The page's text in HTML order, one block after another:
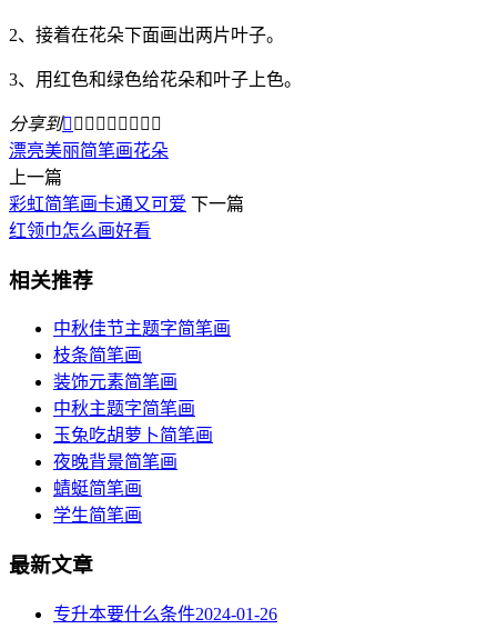
2、接着在花朵下面画出两片叶子。
3、用红色和绿色给花朵和叶子上色。
分享到        
漂亮美丽简笔画花朵
上一篇
彩虹简笔画卡通又可爱 下一篇
红领巾怎么画好看
相关推荐
中秋佳节主题字简笔画
枝条简笔画
装饰元素简笔画
中秋主题字简笔画
玉兔吃胡萝卜简笔画
夜晚背景简笔画
蜻蜓简笔画
学生简笔画
最新文章
专升本要什么条件2024-01-26